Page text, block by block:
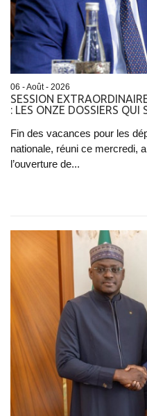
06 - Août - 2026
SESSION
: LES ONZE DOSSIERS QUI
Fin des vacances pour les
nationale, réuni ce mercredi,
l’ouverture de...